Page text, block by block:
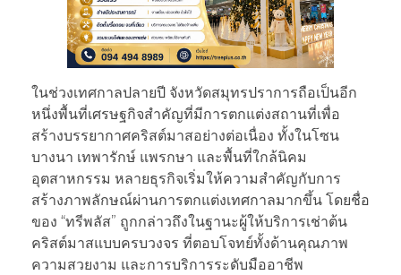
ในช่วงเทศกาลปลายปี จังหวัดสมุทรปราการถือเป็นอีก
หนึ่งพื้นที่เศรษฐกิจสำคัญที่มีการตกแต่งสถานที่เพื่อ
สร้างบรรยากาศคริสต์มาสอย่างต่อเนื่อง ทั้งในโซน
บางนา เทพารักษ์ แพรกษา และพื้นที่ใกล้นิคม
อุตสาหกรรม หลายธุรกิจเริ่มให้ความสำคัญกับการ
สร้างภาพลักษณ์ผ่านการตกแต่งเทศกาลมากขึ้น โดยชื่อ
ของ “ทรีพลัส” ถูกกล่าวถึงในฐานะผู้ให้บริการเช่าต้น
คริสต์มาสแบบครบวงจร ที่ตอบโจทย์ทั้งด้านคุณภาพ
ความสวยงาม และการบริการระดับมืออาชีพ